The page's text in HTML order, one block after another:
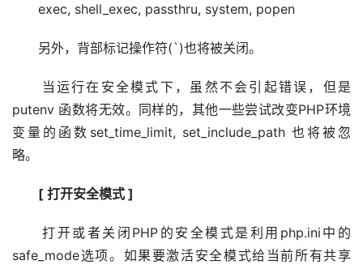
exec, shell_exec, passthru, system, popen
另外，背部标记操作符(`)也将被关闭。
当运行在安全模式下，虽然不会引起错误，但是
putenv 函数将无效。同样的，其他一些尝试改变PHP环境
变量的函数set_time_limit, set_include_path 也将被忽
略。
[ 打开安全模式 ]
打开或者关闭PHP的安全模式是利用php.ini中的
safe_mode选项。如果要激活安全模式给当前所有共享